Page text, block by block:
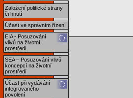
Založení politické strany
či hnutí
Účast ve správním řízení
EIA - Posuzování
vlivů na životní
prostředí
SEA – Posuzování vlivů
koncepcí na životní
prostředí
Účast při vydávání
integrovaného
povolení